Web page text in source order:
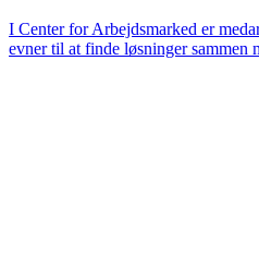
I Center for Arbejdsmarked er
evner til at finde løsninger sammen